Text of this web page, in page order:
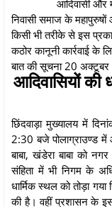
आदिवासी और
निवासी समाज के
किसी भी तरीके से इस
कठोर कानूनी कार्रवाई के
बात की सूचना 20
आदिवासियों की
छिंदवाड़ा मुख्यालय में
2:30 बजे पोलाग्राउण्ड में
बाबा, खंडेरा बाबा को
संहिता में भी निगम के
धार्मिक स्थल को तोड़ा
की है। वहीं प्रशासन के